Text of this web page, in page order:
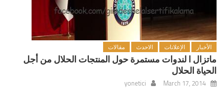
الأخبار الإعلانات الاحدث مقالات
ماتزال ا لندوات مستمرة حول المنتجات الحلال من أجل
الحياة الحلال
March 17, 2014
yonetici